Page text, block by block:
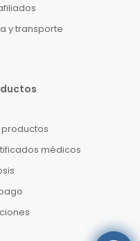
y transporte
médicos